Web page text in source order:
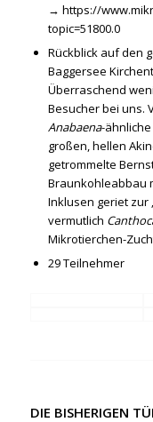
→ https://
topic=51800.0
Rückblick auf den
Baggersee
Überraschend
Besucher bei uns.
Anabaena-
großen, hellen
getrommelte
Braunkohleabbau
Inklusen geriet zur
vermutlich
Mikrotierchen-
29 Teilnehmer
DIE BISHERIGEN